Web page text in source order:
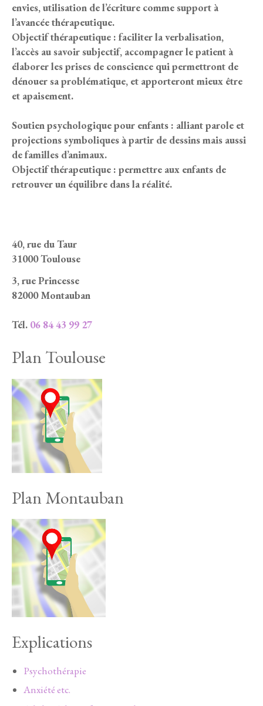
envies, utilisation de l’écriture comme support à
l’avancée thérapeutique.
Objectif thérapeutique : faciliter la verbalisation,
l’accès au savoir subjectif, accompagner le patient à
élaborer les prises de conscience qui permettront de
dénouer sa problématique, et apporteront mieux être
et apaisement.
Soutien psychologique pour enfants : alliant parole et
projections symboliques à partir de dessins mais aussi
de familles d’animaux.
Objectif thérapeutique : permettre aux enfants de
retrouver un équilibre dans la réalité.
40, rue du Taur
31000 Toulouse
3, rue Princesse
82000 Montauban
Tél. 06 84 43 99 27
Plan Toulouse
Plan Montauban
Explications
Psychothérapie
Anxiété etc.